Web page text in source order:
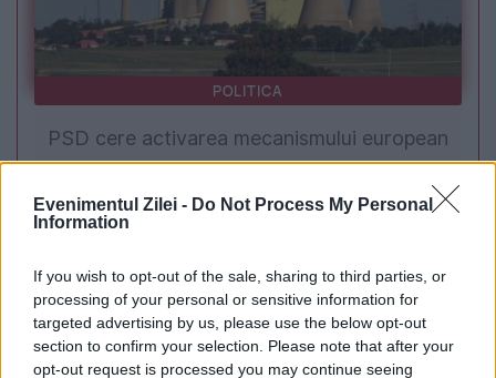
Evenimentul Zilei - Do Not Process My Personal
Information
If you wish to opt-out of the sale, sharing to third parties, or
processing of your personal or sensitive information for
targeted advertising by us, please use the below opt-out
section to confirm your selection. Please note that after your
opt-out request is processed you may continue seeing
POLITICA
PSD cere activarea mecanismului european
menținerea centralelor pe cărbune. Critici la